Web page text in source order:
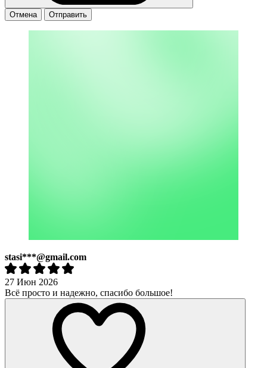
Отмена Отправить
stasi***@gmail.com
27 Июн 2026
Всё просто и надежно, спасибо большое!